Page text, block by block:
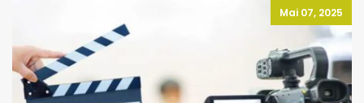
Mai 07, 2025